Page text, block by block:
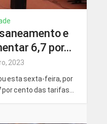
e
6,7 por...
2023
esta sexta-feira, por
cento das tarifas...